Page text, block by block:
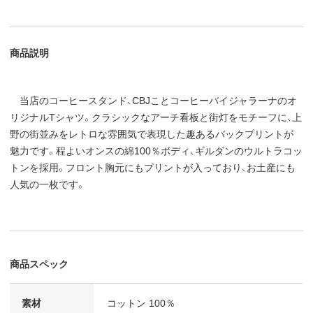
商品説明
当店のコーヒースタンド、CBJことコーヒーバイジャラーナのオ
リジナルTシャツ。クラシックなアーチ看板と街灯をモチーフに、上
野の街並みをレトロな雰囲気で表現した趣あるバックプリントが
魅力です。程よいオンスの綿100％ボディ、ギルダンのウルトラコッ
トンを採用。フロント胸元にもプリントが入っており、お土産にも
人気の一枚です。
商品スペック
素材 コットン 100％